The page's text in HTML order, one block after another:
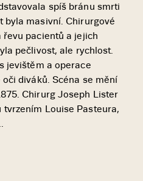
spíš bránu smrti
byla masivní. Chirurgové
řevu pacientů a jejich
pečlivost, ale rychlost.
jevištěm a operace
diváků. Scéna se mění
Chirurg Joseph Lister
Louise Pasteura,